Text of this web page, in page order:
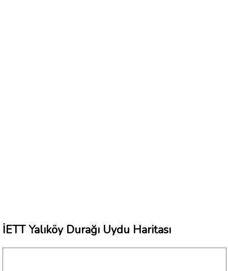
İETT Yalıköy Durağı Uydu Haritası